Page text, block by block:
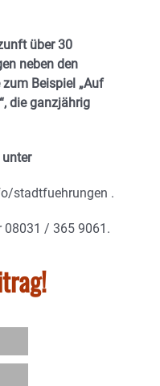
über 30
neben den
Beispiel „Auf
die ganzjährig
stadtfuehrungen .
08031 / 365 9061.